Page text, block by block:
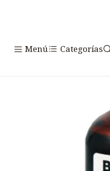
Menú Categorías